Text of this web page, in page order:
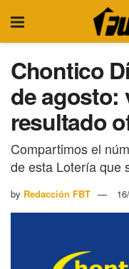
Chontico
de agosto:
resultado
Compartimos el
de esta Lotería que
by Redacción FBT